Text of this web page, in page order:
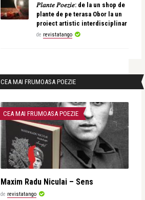
𝑃𝑙𝑎𝑛𝑡𝑒 𝑃𝑜𝑒𝑧𝑖𝑒: de la un shop de
plante de pe terasa Obor la un
proiect artistic interdisciplinar
de revistatango
CEA MAI FRUMOASA POEZIE
CEA MAI FRUMOASA POEZIE
Maxim Radu Niculai – Sens
de revistatango